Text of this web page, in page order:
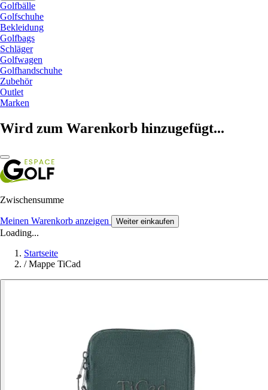
Golfbälle
Golfschuhe
Bekleidung
Golfbags
Schläger
Golfwagen
Golfhandschuhe
Zubehör
Outlet
Marken
Wird zum Warenkorb hinzugefügt...
Zwischensumme
Meinen Warenkorb anzeigen Weiter einkaufen
Loading...
Startseite
/ Mappe TiCad